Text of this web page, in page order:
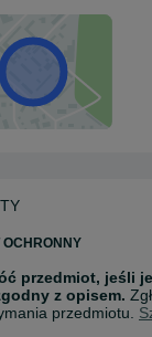
OCHRONNY
przedmiot, jeśli
z opisem.
przedmiotu.